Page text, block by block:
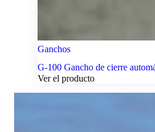
Ganchos
G-100 Gancho de cierre
Ver el producto